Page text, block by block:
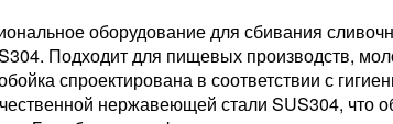
оборудование для сбивания
Подходит для пищевых производств,
спроектирована в соответствии с
нержавеющей стали SUS304, что